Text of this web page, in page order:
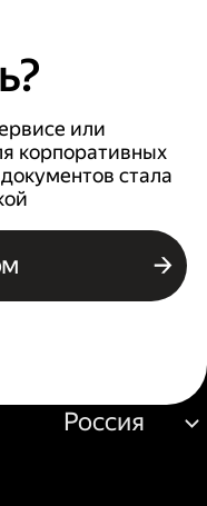
или
корпоративных
стала
Россия